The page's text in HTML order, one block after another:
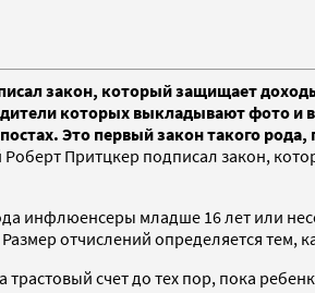
закон, который защищает
которых выкладывают фото и
Это первый закон такого
Притцкер подписал закон,
инфлюенсеры младше 16 лет или
отчислений определяется тем,
трастовый счет до тех пор, пока